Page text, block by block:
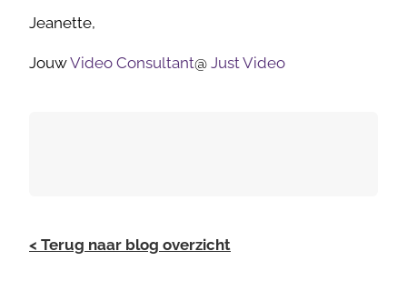
Jeanette,
JouwVideo Consultant@ Just Video
< Terug naar blog overzicht